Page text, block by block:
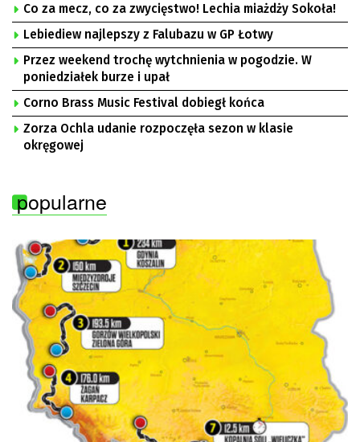
Co za mecz, co za zwycięstwo! Lechia miażdży Sokoła!
Lebiediew najlepszy z Falubazu w GP Łotwy
Przez weekend trochę wytchnienia w pogodzie. W
poniedziałek burze i upał
Corno Brass Music Festival dobiegł końca
Zorza Ochla udanie rozpoczęła sezon w klasie
okręgowej
popularne